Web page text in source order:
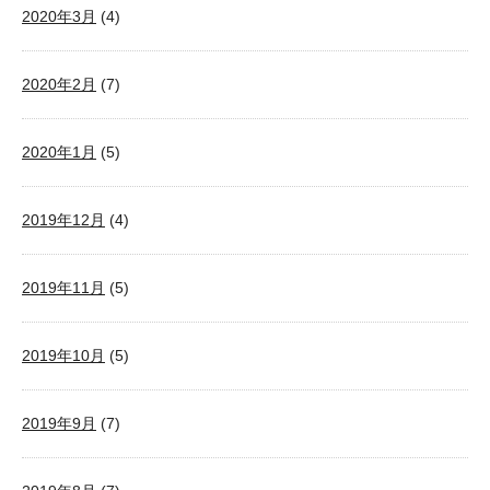
2020年3月 (4)
2020年2月 (7)
2020年1月 (5)
2019年12月 (4)
2019年11月 (5)
2019年10月 (5)
2019年9月 (7)